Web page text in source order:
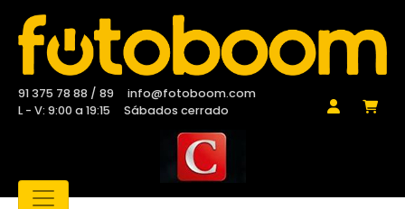
91 375 78 88 / 89
info@fotoboom.com
L - V: 9:00 a 19:15
Sábados cerrado